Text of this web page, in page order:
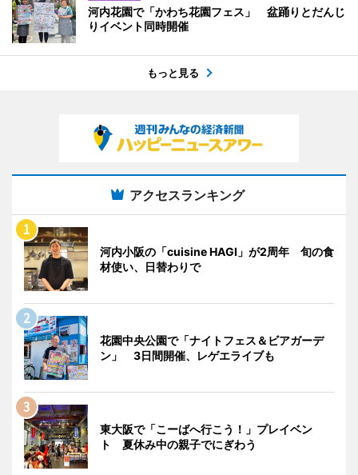
河内花園で「かわち花園フェス」 盆踊りとだんじ
りイベント同時開催
もっと見る
アクセスランキング
河内小阪の「cuisine HAGI」が2周年 旬の食
材使い、日替わりで
花園中央公園で「ナイトフェス＆ビアガーデ
ン」 3日間開催、レゲエライブも
東大阪で「こーばへ行こう！」プレイベン
ト 夏休み中の親子でにぎわう